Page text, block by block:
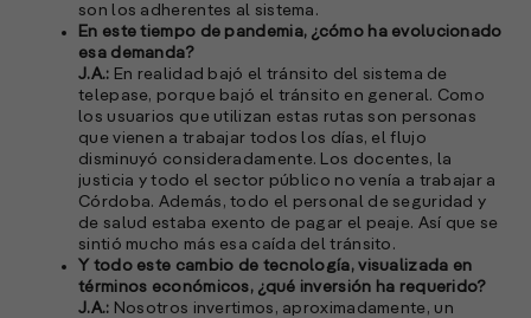
son los adherentes al sistema.
En este tiempo de pandemia, ¿cómo ha evolucionado
esa demanda?
J.A.: En realidad bajó el tránsito del sistema de
telepase, porque bajó el tránsito en general. Como
los usuarios que utilizan estas rutas son personas
que vienen a trabajar todos los días, el flujo
disminuyó consideradamente. Los docentes, la
justicia y todo el sector público no venía a trabajar a
Córdoba. Además, todo el personal de seguridad y
de salud estaba exento de pagar el peaje. Así que se
sintió mucho más esa caída del tránsito.
Y todo este cambio de tecnología, visualizada en
términos económicos, ¿qué inversión ha requerido?
J.A.: Nosotros invertimos, aproximadamente, un